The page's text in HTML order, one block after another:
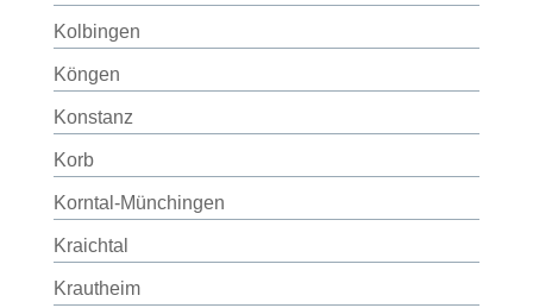
Kolbingen
Köngen
Konstanz
Korb
Korntal-Münchingen
Kraichtal
Krautheim